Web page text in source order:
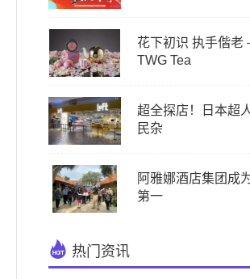
花下初识 执手偕
TWG Tea
超全探店！日本超
民杂
阿雅娜酒店集团成
第一
热门资讯